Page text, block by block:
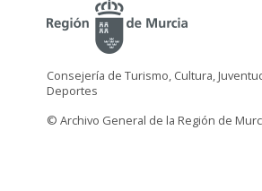
Consejería de Turismo, Cultura,
Deportes
© Archivo General de la Región de